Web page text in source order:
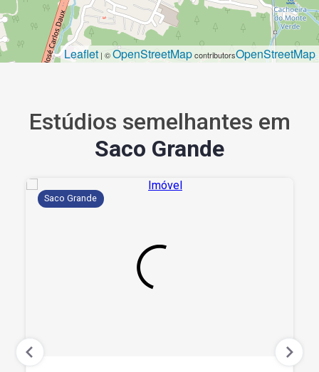
Leaflet | ©OpenStreetMapcontributorsOpenStreetMap
Estúdios semelhantes em
Saco Grande
Saco Grande